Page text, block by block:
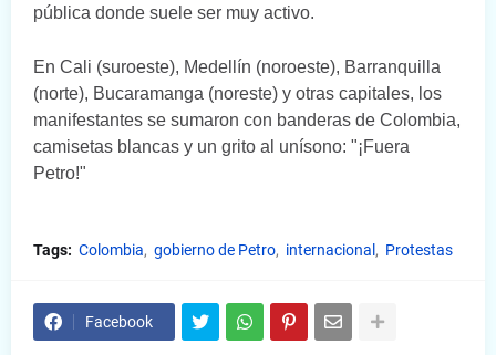
pública donde suele ser muy activo.
En Cali (suroeste), Medellín (noroeste), Barranquilla
(norte), Bucaramanga (noreste) y otras capitales, los
manifestantes se sumaron con banderas de Colombia,
camisetas blancas y un grito al unísono: "¡Fuera
Petro!"
Tags: Colombia gobierno de Petro internacional Protestas
Facebook